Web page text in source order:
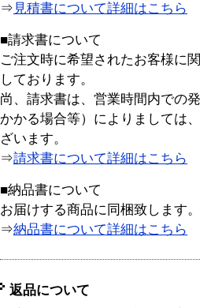
⇒ 見積書について詳細はこちら
■請求書について
ご注文時に希望されたお客様に
しております。
尚、請求書は、営業時間内での
かかる場合等）によりましては
ざいます。
⇒請求書について詳細はこちら
■納品書について
お届けする商品に同梱致します。
⇒納品書について詳細はこちら
返品について